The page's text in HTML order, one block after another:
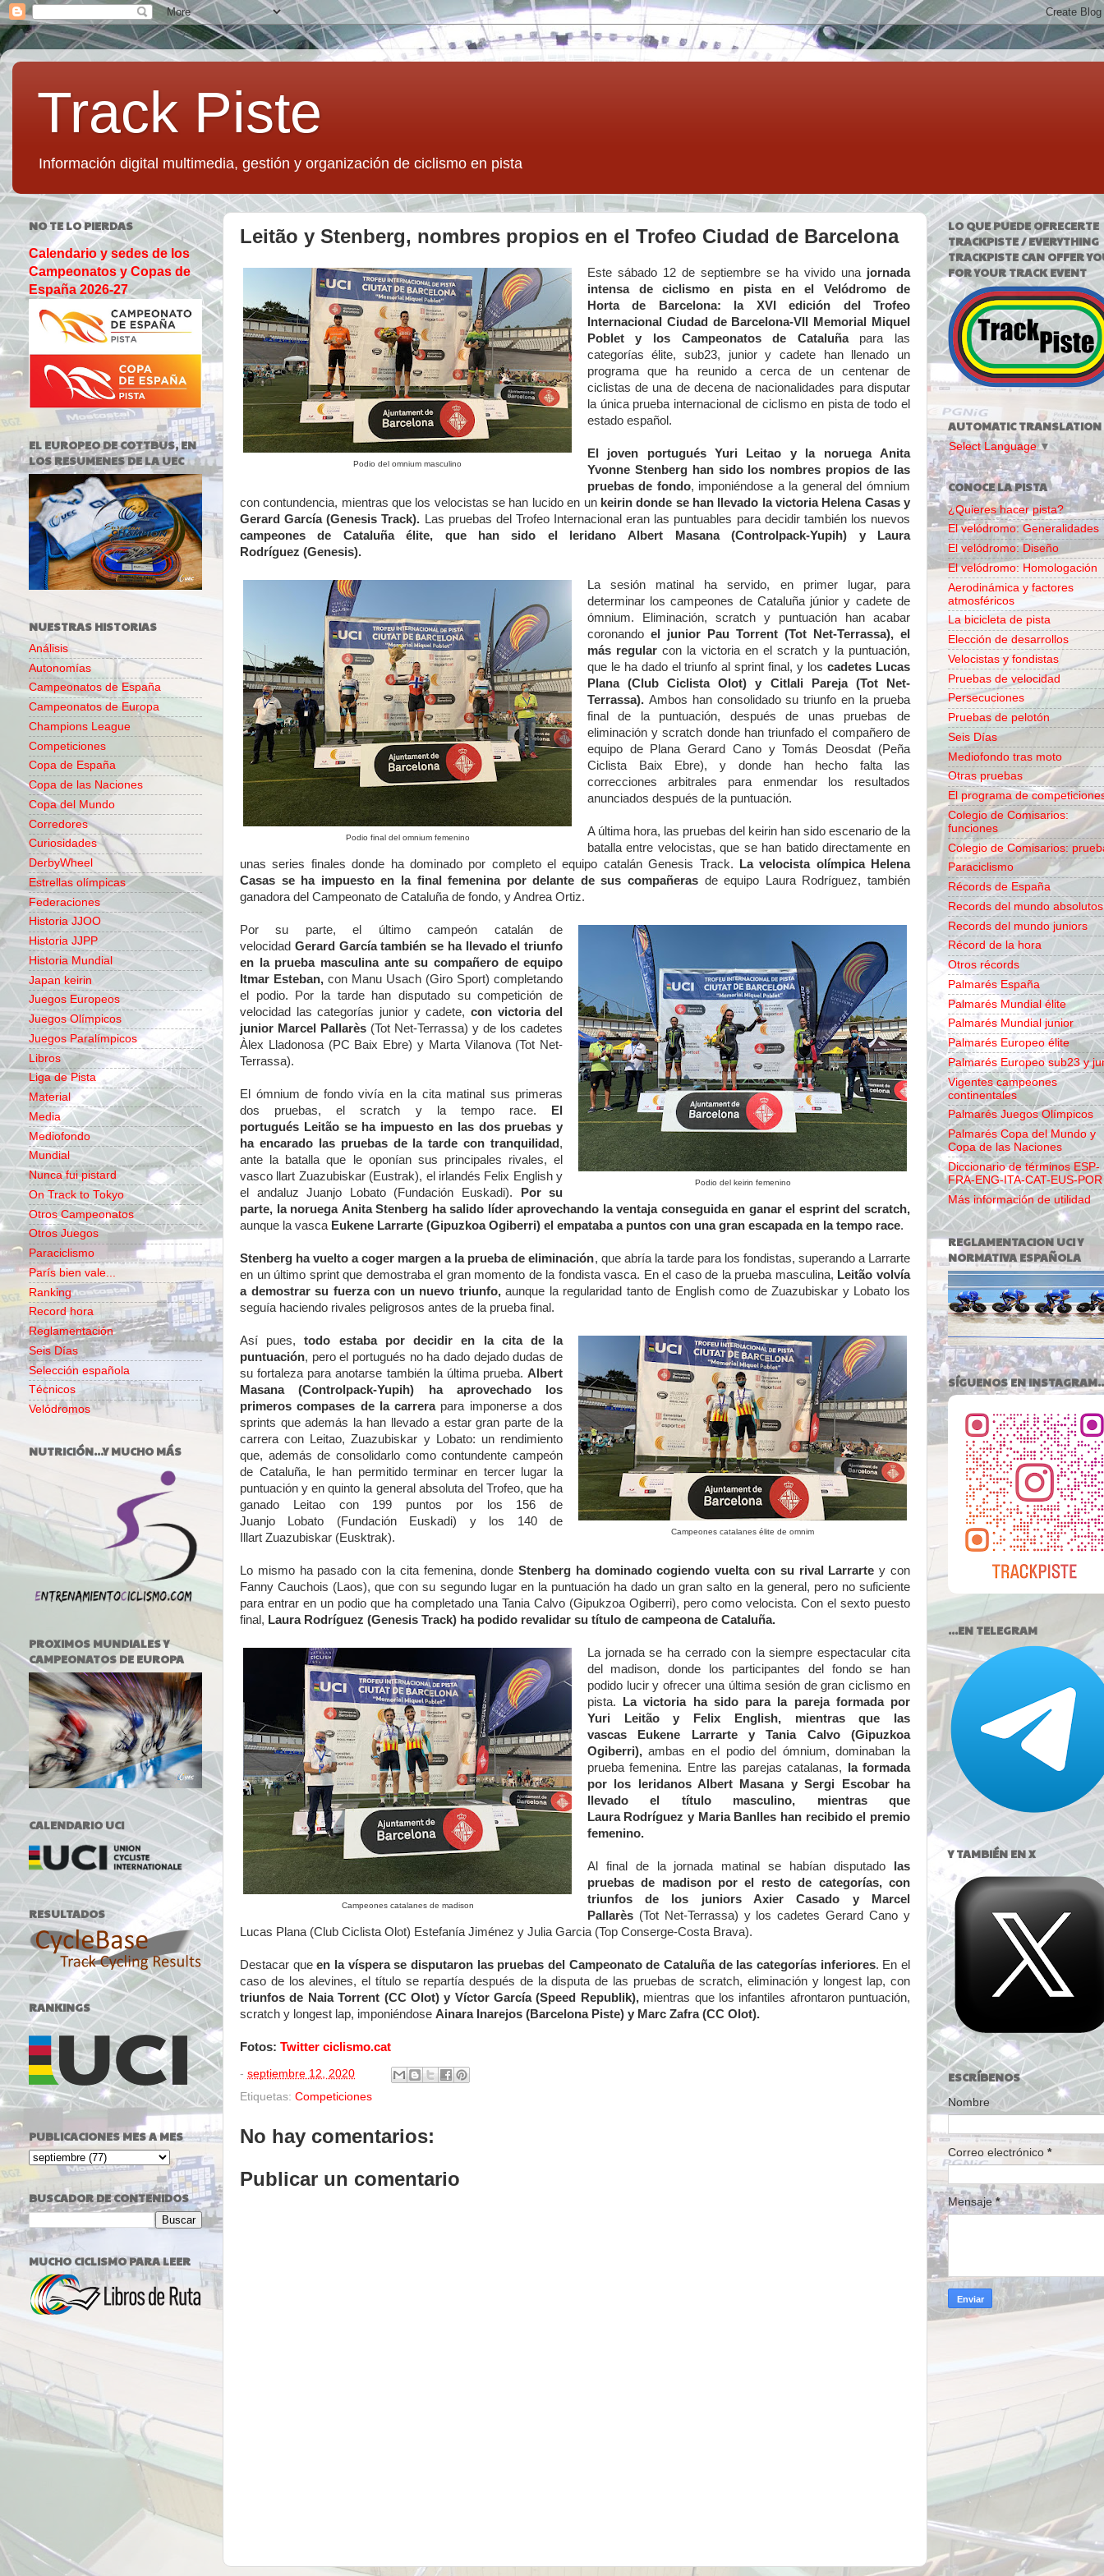
Track Piste
Información digital multimedia, gestión y organización de ciclismo en pista
Leitão y Stenberg, nombres propios en el Trofeo Ciudad de Barcelona
Podio del omnium masculino
Este sábado 12 de septiembre se ha vivido una jornada
intensa de ciclismo en pista en el Velódromo de
Horta de Barcelona: la XVI edición del Trofeo
Internacional Ciudad de Barcelona-VII Memorial Miquel
Poblet y los Campeonatos de Cataluñapara las
categorías élite, sub23, junior y cadete han llenado un
programa que ha reunido a cerca de un centenar de
ciclistas de una de decena de nacionalidades para disputar
la única prueba internacional de ciclismo en pista de todo el
estado español.
El joven portugués Yuri Leitao y la noruega Anita
Yvonne Stenberg han sido los nombres propios de las
pruebas de fondo, imponiéndose a la general del ómnium
con contundencia, mientras que los velocistas se han lucido en un keirin donde se han llevado la victoria Helena Casas y
Gerard García (Genesis Track). Las pruebas del Trofeo Internacional eran las puntuables para decidir también los nuevos
campeones de Cataluña élite, que han sido el leridano Albert Masana (Controlpack-Yupih) y Laura
Rodríguez (Genesis).
Podio final del omnium femenino
La sesión matinal ha servido, en primer lugar, para
determinar los campeones de Cataluña júnior y cadete de
ómnium. Eliminación, scratch y puntuación han acabar
coronando el junior Pau Torrent (Tot Net-Terrassa), el
más regular con la victoria en el scratch y la puntuación,
que le ha dado el triunfo al sprint final, y loscadetes Lucas
Plana (Club Ciclista Olot) y Citlali Pareja (Tot Net-
Terrassa).Ambos han consolidado su triunfo en la prueba
final de la puntuación, después de unas pruebas de
eliminación y scratch donde han triunfado el compañero de
equipo de Plana Gerard Cano y Tomás Deosdat (Peña
Ciclista Baix Ebre), y donde han hecho falta las
correcciones arbitrales para enmendar los resultados
anunciados después de la puntuación.
A última hora, las pruebas del keirin han sido escenario de la
batalla entre velocistas, que se han batido directamente en
unas series finales donde ha dominado por completo el equipo catalán Genesis Track.
La velocista olímpica Helena
Casas se ha impuesto en la final femenina por delante de sus compañeras de equipo Laura Rodríguez, también
ganadora del Campeonato de Cataluña de fondo, y Andrea Ortiz.
Podio del keirin femenino
Por su parte, el último campeón catalán de
velocidad Gerard García también se ha llevado el triunfo
en la prueba masculina ante su compañero de equipo
Itmar Esteban,con Manu Usach (Giro Sport) completando
el podio. Por la tarde han disputado su competición de
velocidad las categorías junior y cadete, con victoria del
junior Marcel Pallarès (Tot Net-Terrassa) y de los cadetes
Àlex Lladonosa (PC Baix Ebre) y Marta Vilanova (Tot Net-
Terrassa).
El ómnium de fondo vivía en la cita matinal sus primeras
dos pruebas, el scratch y la tempo race.
El
portugués Leitão se ha impuesto en las dos pruebas y
ha encarado las pruebas de la tarde con tranquilidad ,
ante la batalla que le oponían sus principales rivales, el
vasco llart Zuazubiskar (Eustrak), el irlandés Felix English y
el andaluz Juanjo Lobato (Fundación Euskadi).
Por su
parte, la noruega Anita Stenberg ha salido líder aprovechando la ventaja conseguida en ganar el esprint del scratch,
aunque la vasca Eukene Larrarte (Gipuzkoa Ogiberri) el empataba a puntos con una gran escapada en la tempo race.
Stenberg ha vuelto a coger margen a la prueba de eliminación, que abría la tarde para los fondistas, superando a Larrarte
en un último sprint que demostraba el gran momento de la fondista vasca. En el caso de la prueba masculina, Leitão volvía
a demostrar su fuerza con un nuevo triunfo,aunque la regularidad tanto de English como de Zuazubiskar y Lobato los
seguía haciendo rivales peligrosos antes de la prueba final.
Campeones catalanes élite de omnim
Así pues,todo estaba por decidir en la cita de la
puntuación, pero el portugués no ha dado dejado dudas de
su fortaleza para anotarse también la última prueba.Albert
Masana (Controlpack-Yupih) ha aprovechado los
primeros compases de la carrerapara imponerse a dos
sprints que además la han llevado a estar gran parte de la
carrera con Leitao, Zuazubiskar y Lobato: un rendimiento
que, además de consolidarlo como contundente campeón
de Cataluña, le han permitido terminar en tercer lugar la
puntuación y en quinto la general absoluta del Trofeo, que ha
ganado Leitao con 199 puntos por los 156 de
Juanjo Lobato (Fundación Euskadi) y los 140 de
Illart Zuazubiskar (Eusktrak).
Lo mismo ha pasado con la cita femenina, dondeStenberg ha dominado cogiendo vuelta con su rival Larrartey con
Fanny Cauchois (Laos), que con su segundo lugar en la puntuación ha dado un gran salto en la general, pero no suficiente
para entrar en un podio que ha completado una Tania Calvo (Gipukzoa Ogiberri), pero como velocista. Con el sexto puesto
final, Laura Rodríguez (Genesis Track) ha podido revalidar su título de campeona de Cataluña.
Campeones catalanes de madison
La jornada se ha cerrado con la siempre espectacular cita
del madison, donde los participantes del fondo se han
podido lucir y ofrecer una última sesión de gran ciclismo en
pista.
La victoria ha sido para la pareja formada por
Yuri Leitão y Felix English, mientras que las
vascas Eukene Larrarte y Tania Calvo (Gipuzkoa
Ogiberri),ambas en el podio del ómnium, dominaban la
prueba femenina. Entre las parejas catalanas,
la formada
por los leridanos Albert Masana y Sergi Escobar ha
llevado el título masculino, mientras que
Laura Rodríguez y Maria Banlles han recibido el premio
femenino.
Al final de la jornada matinal se habían disputado
las
pruebas de madison por el resto de categorías, con
triunfos de los juniors Axier Casado y Marcel
Pallarès(Tot Net-Terrassa) y los cadetes Gerard Cano y
Lucas Plana (Club Ciclista Olot) Estefanía Jiménez y Julia Garcia (Top Conserge-Costa Brava).
Destacar queen la víspera se disputaron las pruebas del Campeonato de Cataluña de las categorías inferiores. En el
caso de los alevines, el título se repartía después de la disputa de las pruebas de scratch, eliminación y longest lap, con
triunfos de Naia Torrent (CC Olot) y Víctor García (Speed Republik),mientras que los infantiles afrontaron puntuación,
scratch y longest lap, imponiéndose Ainara Inarejos (Barcelona Piste) y Marc Zafra (CC Olot).
Fotos: Twitter ciclismo.cat
- septiembre 12, 2020
Etiquetas: Competiciones
No hay comentarios:
Publicar un comentario
NO TE LO PIERDAS
Calendario y sedes de los
Campeonatos y Copas de
España 2026-27
EL EUROPEO DE COTTBUS, EN
LOS RESUMENES DE LA UEC
NUESTRAS HISTORIAS
Análisis
Autonomías
Campeonatos de España
Campeonatos de Europa
Champions League
Competiciones
Copa de España
Copa de las Naciones
Copa del Mundo
Corredores
Curiosidades
DerbyWheel
Estrellas olímpicas
Federaciones
Historia JJOO
Historia JJPP
Historia Mundial
Japan keirin
Juegos Europeos
Juegos Olímpicos
Juegos Paralímpicos
Libros
Liga de Pista
Material
Media
Mediofondo
Mundial
Nunca fui pistard
On Track to Tokyo
Otros Campeonatos
Otros Juegos
Paraciclismo
París bien vale...
Ranking
Record hora
Reglamentación
Seis Días
Selección española
Técnicos
Velódromos
NUTRICIÓN...Y MUCHO MÁS
PROXIMOS MUNDIALES Y
CAMPEONATOS DE EUROPA
CALENDARIO UCI
RESULTADOS
RANKINGS
PUBLICACIONES MES A MES
BUSCADOR DE CONTENIDOS
MUCHO CICLISMO PARA LEER
LO QUE PUEDE OFRECERTE
TRACKPISTE / EVERYTHING
TRACKPISTE CAN OFFER
FOR YOUR TRACK EVENT
AUTOMATIC TRANSLATION
Select Language ▼
CONOCE LA PISTA
¿Quieres hacer pista?
El velódromo: Generalidades
El velódromo: Diseño
El velódromo: Homologación
Aerodinámica y factores
atmosféricos
La bicicleta de pista
Elección de desarrollos
Velocistas y fondistas
Pruebas de velocidad
Persecuciones
Pruebas de pelotón
Seis Días
Mediofondo tras moto
Otras pruebas
El programa de
Colegio de Comisarios:
funciones
Colegio de Comisarios:
Paraciclismo
Récords de España
Records del mundo absolutos
Records del mundo juniors
Récord de la hora
Otros récords
Palmarés España
Palmarés Mundial élite
Palmarés Mundial junior
Palmarés Europeo élite
Palmarés Europeo sub23 y
Vigentes campeones
continentales
Palmarés Juegos Olímpicos
Palmarés Copa del Mundo y
Copa de las Naciones
Diccionario de términos ESP-
FRA-ENG-ITA-CAT-EUS-POR
Más información de utilidad
REGLAMENTACION UCI Y
NORMATIVA ESPAÑOLA
SÍGUENOS EN
...EN TELEGRAM
Y TAMBIÉN EN X
ESCRÍBENOS
Nombre
Correo electrónico *
Mensaje*